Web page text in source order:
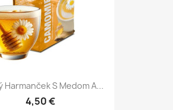
Harmanček S Medom A...
4,50 €